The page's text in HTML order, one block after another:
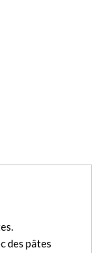
des pâtes